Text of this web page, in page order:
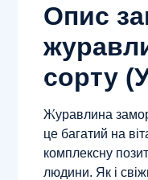
Опис
сорту
Журавлина
це багатий на
комплексну
людини. Як і